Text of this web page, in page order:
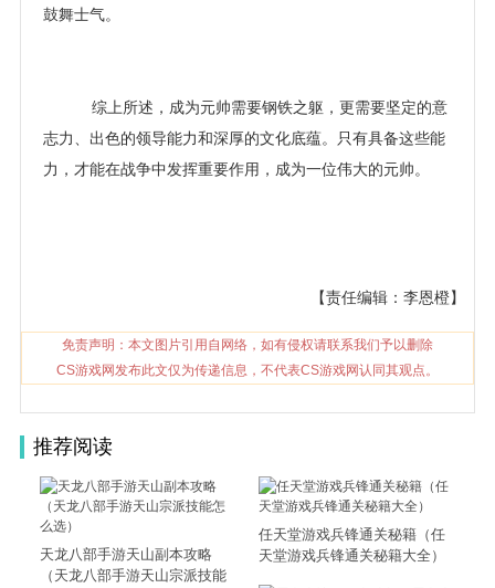
鼓舞士气。
综上所述，成为元帅需要钢铁之躯，更需要坚定的意
志力、出色的领导能力和深厚的文化底蕴。只有具备这些能
力，才能在战争中发挥重要作用，成为一位伟大的元帅。
【责任编辑：李恩橙】
免责声明：本文图片引用自网络，如有侵权请联系我们予以删除
CS游戏网发布此文仅为传递信息，不代表CS游戏网认同其观点。
推荐阅读
天龙八部手游天山副本攻略
（天龙八部手游天山宗派技能
任天堂游戏兵锋通关秘籍（任
天堂游戏兵锋通关秘籍大全）